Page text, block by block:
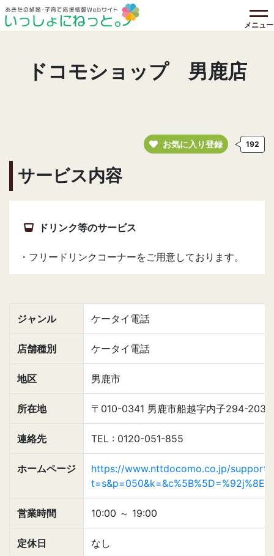
メニュー
ドコモショップ 男鹿店
お気に入り登録 192
サービス内容
ドリンク等のサービス
・フリードリンクコーナーをご用意しております。
ジャンル ケータイ電話
店舗種別 ケータイ電話
地区 男鹿市
所在地 〒010-0341 男鹿市船越字内子294-2039
連絡先 TEL : 0120-051-855
ホームページ
https://www.nttdocomo.co.jp/support/
営業時間 10:00 ～ 19:00
定休日 なし